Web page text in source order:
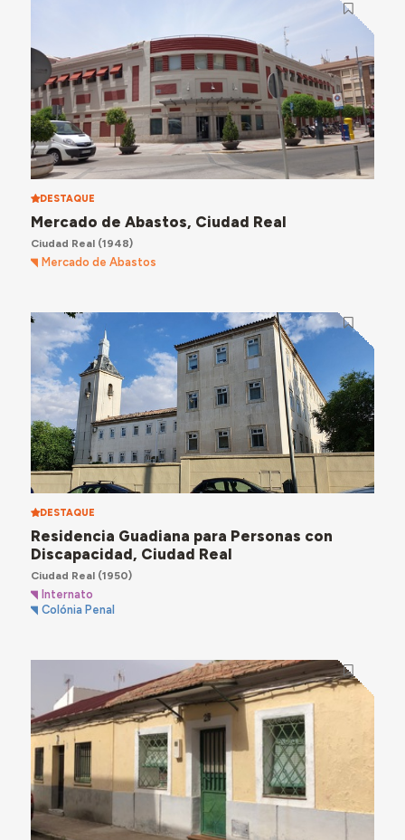
DESTAQUE
Mercado de Abastos, Ciudad Real
Ciudad Real(1948)
Mercado de Abastos
DESTAQUE
Residencia Guadiana para Personas con
Discapacidad, Ciudad Real
Ciudad Real(1950)
Internato
Colónia Penal